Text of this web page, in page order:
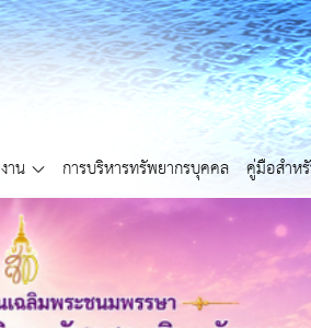
าน การบริหารทรัพยากรบุคคล คู่มือสำห